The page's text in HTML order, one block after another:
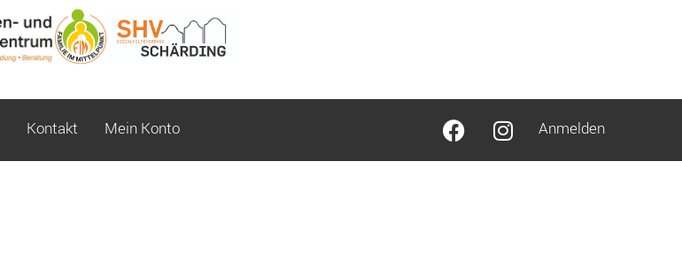
Kontakt Mein Konto Anmelden